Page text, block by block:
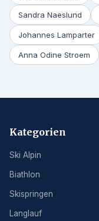
Sandra Naeslund
Johannes Lamparter
Anna Odine Stroem
Kategorien
Ski Alpin
Biathlon
Skispringen
Langlauf